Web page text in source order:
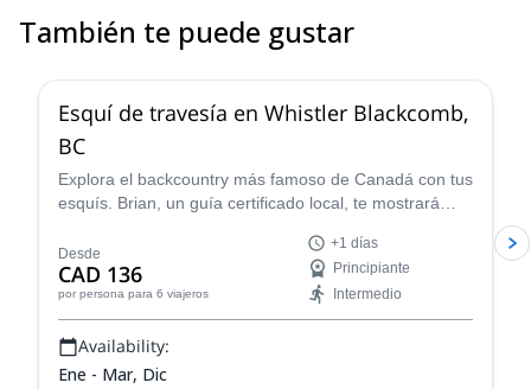
También te puede gustar
Esquí de travesía en Whistler Blackcomb,
BC
Explora el backcountry más famoso de Canadá con tus
esquís. Brian, un guía certificado local, te mostrará
Desde
CAD 136
por persona para 6 viajeros
+1 días
Principiante
Intermedio
Availability:
Ene - Mar, Dic